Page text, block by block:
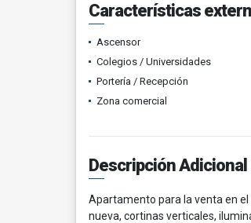
Características
Ascensor
Colegios / Universidades
Portería / Recepción
Zona comercial
Descripción Adicional
Apartamento para la venta en
nueva, cortinas verticales,